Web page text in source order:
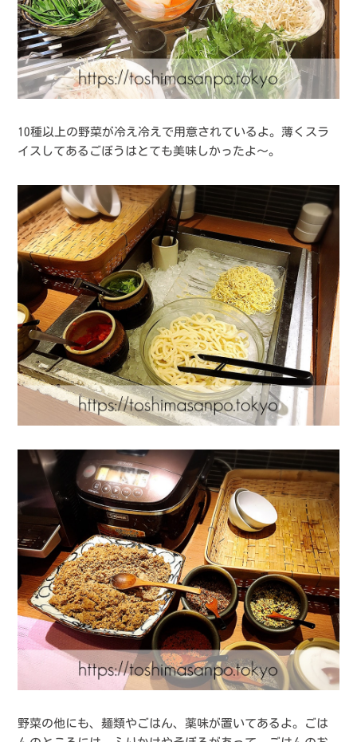
10種以上の野菜が冷え冷えで用意されているよ。薄くスラ
イスしてあるごぼうはとても美味しかったよ〜。
野菜の他にも、麺類やごはん、薬味が置いてあるよ。ごは